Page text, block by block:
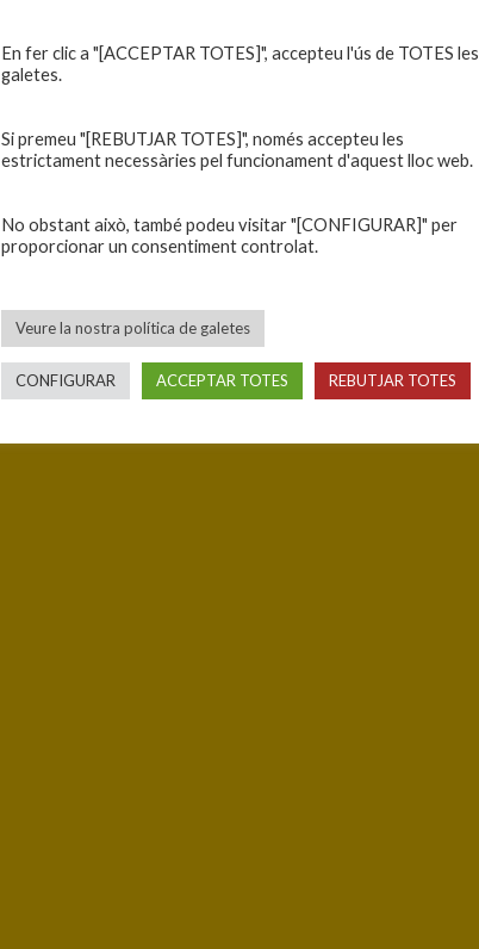
En fer clic a "[ACCEPTAR TOTES]", accepteu l'ús de TOTES les
galetes.
Si premeu "[REBUTJAR TOTES]", només accepteu les
estrictament necessàries pel funcionament d'aquest lloc web.
No obstant això, també podeu visitar "[CONFIGURAR]" per
proporcionar un consentiment controlat.
Veure la nostra política de galetes
CONFIGURAR ACCEPTAR TOTES REBUTJAR TOTES